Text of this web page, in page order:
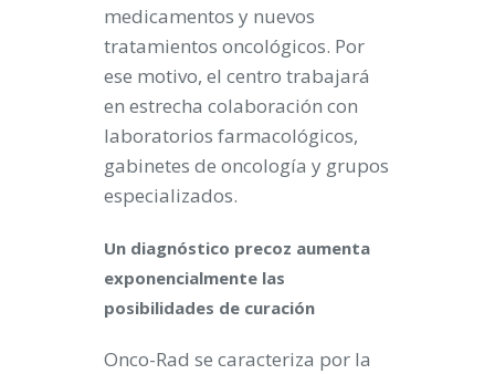
medicamentos y nuevos
tratamientos oncológicos. Por
ese motivo, el centro trabajará
en estrecha colaboración con
laboratorios farmacológicos,
gabinetes de oncología y grupos
especializados.
Un diagnóstico precoz aumenta
exponencialmente las
posibilidades de curación
Onco-Rad se caracteriza por la